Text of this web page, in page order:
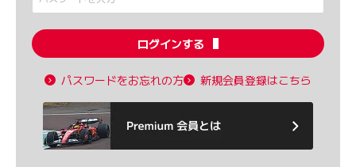
ログインする
パスワードをお忘れの方 新規会員登録はこちら